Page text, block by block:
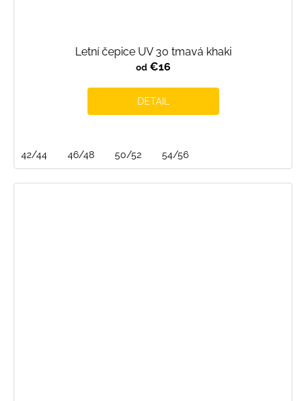
Letní čepice UV 30 tmavá khaki
od€16
DETAIL
42/44 46/48 50/52 54/56